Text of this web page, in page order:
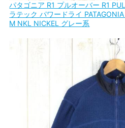
パタゴニア R1 プルオーバー R1
ラテック パワードライ
M NKL NICKEL グレー系